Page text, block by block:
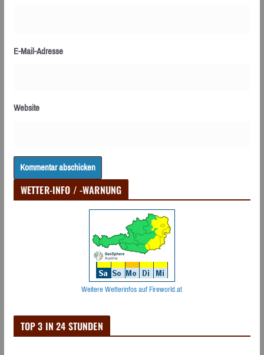
E-Mail-Adresse
Website
WETTER-INFO / -WARNUNG
Weitere Wetterinfos auf Fireworld.at
TOP 3 IN 24 STUNDEN